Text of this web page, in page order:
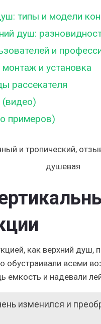
типы и модели
душ:
и
и установка
рассекателя
(видео)
примеров)
как верхний душ,
обустраивали всеми
и надевали
изменился и